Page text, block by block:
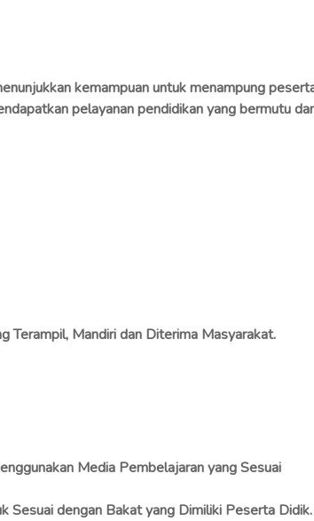
kemampuan untuk menampung
pelayanan pendidikan yang bermutu
Mandiri dan Diterima Masyarakat.
Media Pembelajaran yang Sesuai
Sesuai dengan Bakat yang Dimiliki Peserta Didik.